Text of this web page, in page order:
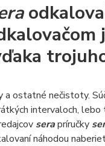
a ostatné nečistoty.
intervaloch,
serapríručky
náhodou